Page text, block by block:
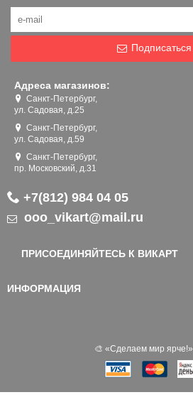
Подписаться
Адреса магазинов:
Санкт-Петербург,
ул. Садовая, д.25
Санкт-Петербург,
ул. Садовая, д.59
Санкт-Петербург,
пр. Московский, д.31
+7(812) 984 04 05
ooo_vikart@mail.ru
ПРИСОЕДИНЯЙТЕСЬ К ВИКАРТ
ИНФОРМАЦИЯ
🎨 «‎Сделаем мир ярче!»